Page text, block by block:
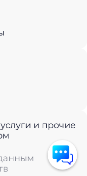
и прочие